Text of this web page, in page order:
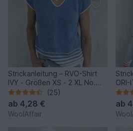
Strickanleitung – RVO-Shirt
IVY - Größen XS - 2 XL No.
250
(25)
ab 4,28 €
WoolAffair
ORI-
ab